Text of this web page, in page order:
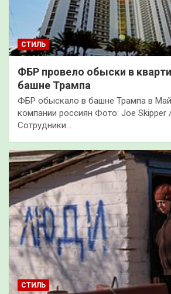
СТИЛЬ
ФБР провело обыски в
башне Трампа
ФБР обыскало в башне Трампа в
компании россиян Фото: Joe Skipper
Сотрудники…
СТИЛЬ